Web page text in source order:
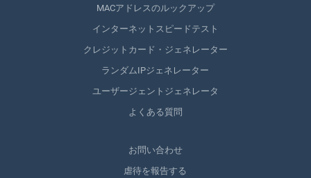
MACアドレスのルックアップ
インターネットスピードテスト
クレジットカード・ジェネレーター
ランダムIPジェネレーター
ユーザージェントジェネレータ
よくある質問
お問い合わせ
虐待を報告する